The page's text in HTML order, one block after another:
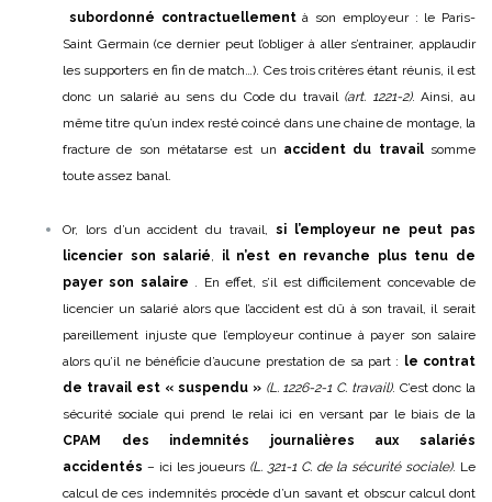
subordonné contractuellementà son employeur : le Paris-
Saint Germain (ce dernier peut l’obliger à aller s’entrainer, applaudir
les supporters en fin de match…). Ces trois critères étant réunis, il est
donc un salarié au sens du Code du travail (art. 1221-2). Ainsi, au
même titre qu’un index resté coincé dans une chaine de montage, la
fracture de son métatarse est un accident du travailsomme
toute assez banal.
Or, lors d’un accident du travail, si l’employeur ne peut pas
licencier son salarié
il n’est en revanche plus tenu de
payer son salaire . En effet, s’il est difficilement concevable de
licencier un salarié alors que l’accident est dû à son travail, il serait
pareillement injuste que l’employeur continue à payer son salaire
alors qu’il ne bénéficie d’aucune prestation de sa part : le contrat
de travail est « suspendu » (L. 1226-2-1 C. travail). C’est donc la
sécurité sociale qui prend le relai ici en versant par le biais de la
CPAM des indemnités journalières aux salariés
accidentés – ici les joueurs (L. 321-1 C. de la sécurité sociale). Le
calcul de ces indemnités procède d’un savant et obscur calcul dont